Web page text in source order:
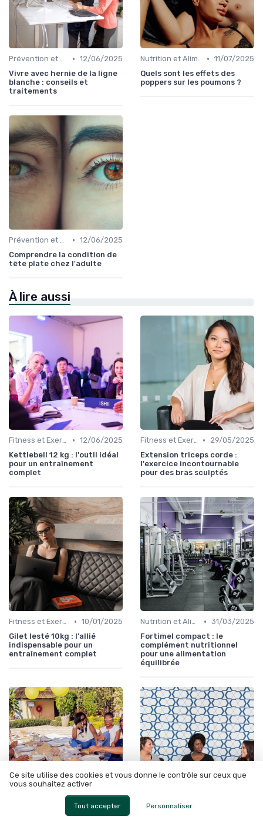
Prévention et Gestion des Blessures • 12/06/2025
Vivre avec hernie de la ligne
blanche : conseils et
traitements
Nutrition et Alimentation Saine • 11/07/2025
Quels sont les effets des
poppers sur les poumons ?
Prévention et Gestion des Blessures • 12/06/2025
Comprendre la condition de
tête plate chez l'adulte
À lire aussi
Fitness et Exercices • 12/06/2025
Kettlebell 12 kg : l'outil idéal
pour un entraînement
complet
Fitness et Exercices •
29/05/2025
Extension triceps corde :
l'exercice incontournable
pour des bras sculptés
Fitness et Exercices • 10/01/2025
Gilet lesté 10kg : l'allié
indispensable pour un
entraînement complet
Nutrition et Alimentation Saine • 31/03/2025
Fortimel compact : le
complément nutritionnel
pour une alimentation
équilibrée
Fitness et Exercices •
10/01/2025
Ce site utilise des cookies et vous donne le contrôle sur ceux que
vous souhaitez activer
Tout accepter Personnaliser